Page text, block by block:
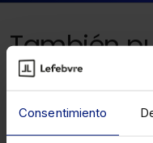
Consentimiento
También
28 ABRIL 2026
Nueva